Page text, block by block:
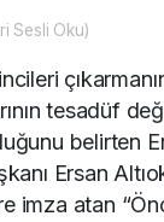
Sesli Oku)
tesadüf
belirten
Ersan
imza atan